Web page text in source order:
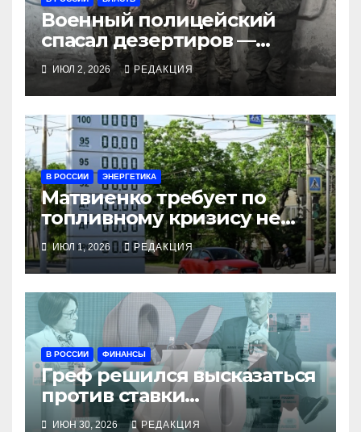
Военный полицейский
спасал дезертиров —
получил 10 лет
ИЮЛ 2, 2026 РЕДАКЦИЯ
В РОССИИ ЭНЕРГЕТИКА
Матвиенко требует по
топливному кризису не
охать, но и не ахать
ИЮЛ 1, 2026 РЕДАКЦИЯ
В РОССИИ ФИНАНСЫ
Греф решился высказаться
против ставки
Набиуллиной
ИЮН 30, 2026 РЕДАКЦИЯ